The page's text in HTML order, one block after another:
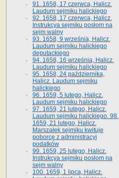
91. 1658, 17 czerwca, Halicz.
Laudum sejmiku halickiego
92. 1658, 17 czerwca, Halicz.
Instrukcya sejmiku posłom na
sejm walny
93. 1658, 9 września, Halicz.
Laudum sejmiku halickiego
deputackiego
94. 1658, 16 września, Halicz.
Laudum sejmiku halickiego
95. 1658, 24 października,
Halicz. Laudum sejmiku
halickiego
96. 1659, 5 lutego, Halicz.
Laudum sejmiku halickiego
97. 1659, 21 lutego, Halicz.
Laudum sejmiku halickiego. 98.
1659, 21 lutego, Halicz.
Marszałek sejmiku kwituje
poborcę z administracyi
podatków
99. 1659, 25 lutego, Halicz.
Instrukcya sejmiku posłom na
sejm walny
100. 1659, 1 lipca, Halicz.